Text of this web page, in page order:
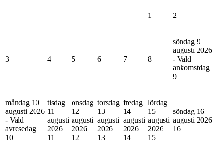
1 2
3 4 5 6 7 8
söndag 9
augusti 2026
- Vald
ankomstdag
9
måndag 10
augusti 2026
- Vald
avresedag
10
tisdag
11
augusti
2026
11
onsdag
12
augusti
2026
12
torsdag
13
augusti
2026
13
fredag
14
augusti
2026
14
lördag
15
augusti
2026
15
söndag 16
augusti 2026
16